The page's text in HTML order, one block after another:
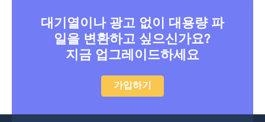
대기열이나 광고 없이 대용량 파
일을 변환하고 싶으신가요?
지금 업그레이드하세요
가입하기